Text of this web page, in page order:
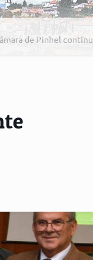
de Pinhel